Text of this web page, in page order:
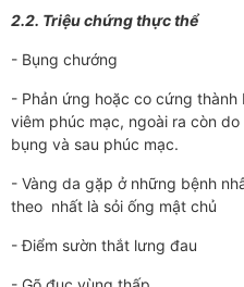
2.2. Triệu chứng thực thể
- Bụng chư­­ớng
- Phản ứng hoặc co cứng
viêm phúc mạc, ngoài ra còn
bụng và sau phúc mạc.
- Vàng da gặp ở những bệnh
theo nhất là sỏi ống mật chủ
- Điểm s­­ườn thắt l­­ưng đau